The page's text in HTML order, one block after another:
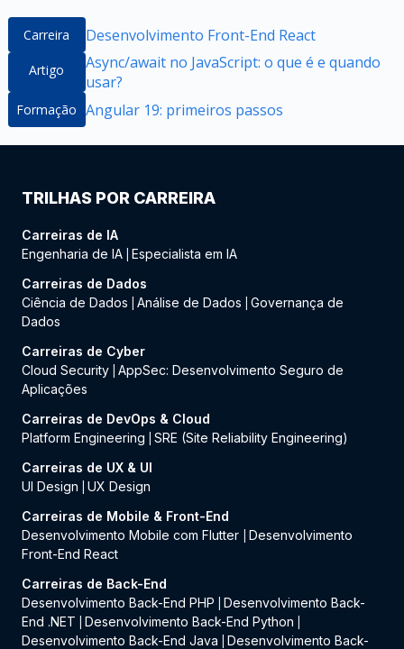
Carreira Desenvolvimento Front-End React
Artigo
Async/await no JavaScript: o que é e quando
usar?
Formação Angular 19: primeiros passos
TRILHAS POR CARREIRA
Carreiras de IA
Engenharia de IA Especialista em IA
Carreiras de Dados
Ciência de Dados
Análise de Dados
Governança de
Dados
Carreiras de Cyber
Cloud Security AppSec: Desenvolvimento Seguro de
Aplicações
Carreiras de DevOps & Cloud
Platform Engineering
SRE (Site Reliability Engineering)
Carreiras de UX & UI
UI Design
UX Design
Carreiras de Mobile & Front-End
Desenvolvimento Mobile com Flutter
Desenvolvimento
Front-End React
Carreiras de Back-End
Desenvolvimento Back-End PHP
Desenvolvimento Back-
End .NET
Desenvolvimento Back-End Python
Desenvolvimento Back-End Java
Desenvolvimento Back-